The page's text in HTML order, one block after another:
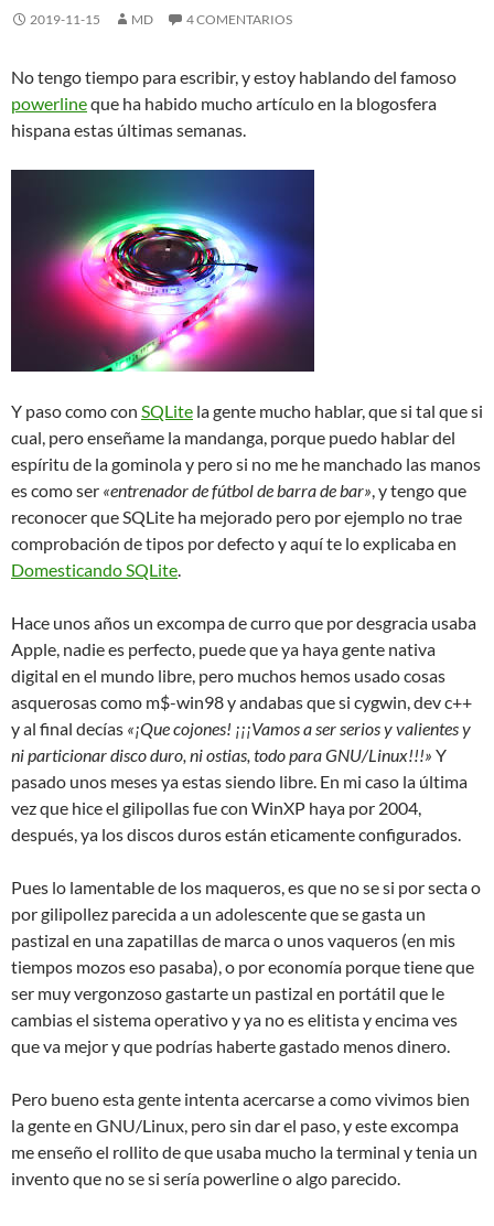
2019-11-15 MD 4 COMENTARIOS
No tengo tiempo para escribir, y estoy hablando del famoso
powerlineque ha habido mucho artículo en la blogosfera
hispana estas últimas semanas.
Y paso como con SQLite la gente mucho hablar, que si tal que si
cual, pero enseñame la mandanga, porque puedo hablar del
espíritu de la gominola y pero si no me he manchado las manos
es como ser «entrenador de fútbol de barra de bar», y tengo que
reconocer que SQLite ha mejorado pero por ejemplo no trae
comprobación de tipos por defecto y aquí te lo explicaba en
Domesticando SQLite.
Hace unos años un excompa de curro que por desgracia usaba
Apple, nadie es perfecto, puede que ya haya gente nativa
digital en el mundo libre, pero muchos hemos usado cosas
asquerosas como m$-win98 y andabas que si cygwin, dev c++
y al final decías «¡Que cojones! ¡¡¡Vamos a ser serios y valientes y
ni particionar disco duro, ni ostias, todo para GNU/Linux!!!» Y
pasado unos meses ya estas siendo libre. En mi caso la última
vez que hice el gilipollas fue con WinXP haya por 2004,
después, ya los discos duros están eticamente configurados.
Pues lo lamentable de los maqueros, es que no se si por secta o
por gilipollez parecida a un adolescente que se gasta un
pastizal en una zapatillas de marca o unos vaqueros (en mis
tiempos mozos eso pasaba), o por economía porque tiene que
ser muy vergonzoso gastarte un pastizal en portátil que le
cambias el sistema operativo y ya no es elitista y encima ves
que va mejor y que podrías haberte gastado menos dinero.
Pero bueno esta gente intenta acercarse a como vivimos bien
la gente en GNU/Linux, pero sin dar el paso, y este excompa
me enseño el rollito de que usaba mucho la terminal y tenia un
invento que no se si sería powerline o algo parecido.